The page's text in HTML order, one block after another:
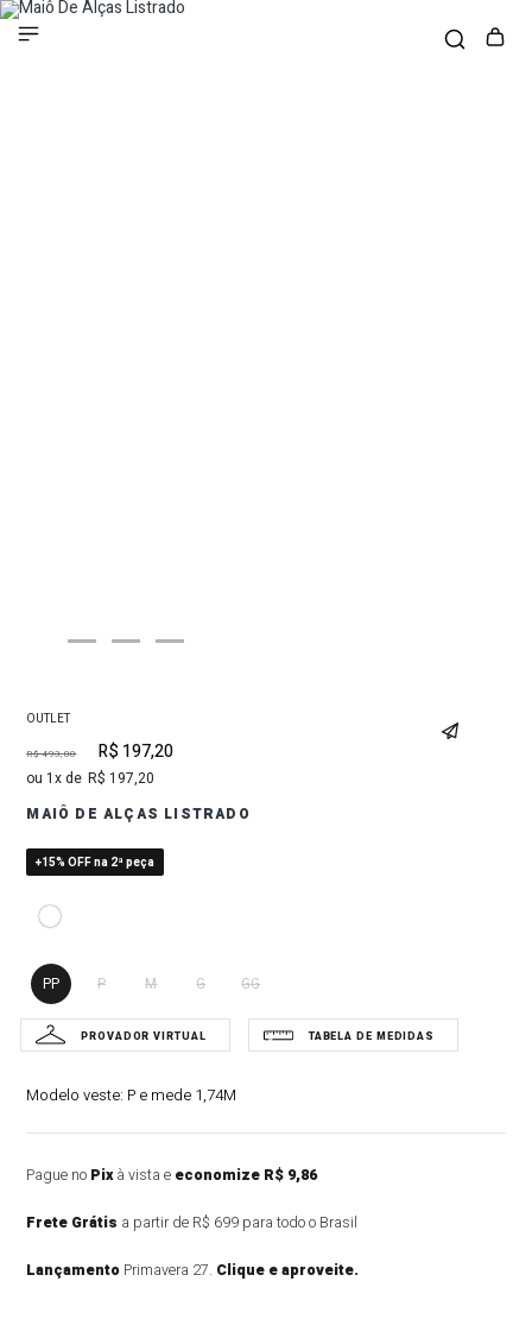
OUTLET
R$ 493,00 R$ 197,20
1 R$ 197,20
MAIÔ DE ALÇAS LISTRADO
+15% OFF na 2ª peça
PP P M G GG
Modelo veste: P e mede 1,74M
Pague no Pixà vista e economize R$ 9,86
Frete Grátis a partir de R$ 699 para todo o Brasil
Lançamento Primavera 27. Clique e aproveite.